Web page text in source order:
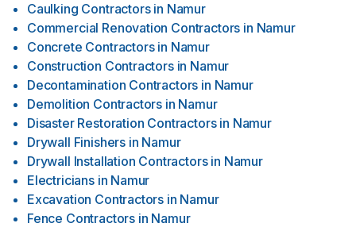
Caulking Contractors in Namur
Commercial Renovation Contractors in Namur
Concrete Contractors in Namur
Construction Contractors in Namur
Decontamination Contractors in Namur
Demolition Contractors in Namur
Disaster Restoration Contractors in Namur
Drywall Finishers in Namur
Drywall Installation Contractors in Namur
Electricians in Namur
Excavation Contractors in Namur
Fence Contractors in Namur